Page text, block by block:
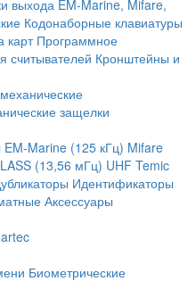
выхода EM-Marine, Mifare,
Кодонаборные клавиатуры
карт Программное
считывателей Кронштейны и
защелки
EM-Marine (125 кГц) Mifare
(13,56 мГц) UHF Temic
Идентификаторы
Аксессуары
Биометрические